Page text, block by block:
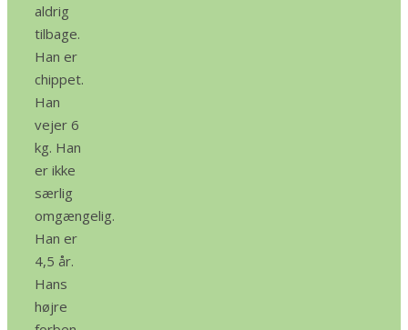
aldrig
tilbage.
Han er
chippet.
Han
vejer 6
kg. Han
er ikke
særlig
omgængelig.
Han er
4,5 år.
Hans
højre